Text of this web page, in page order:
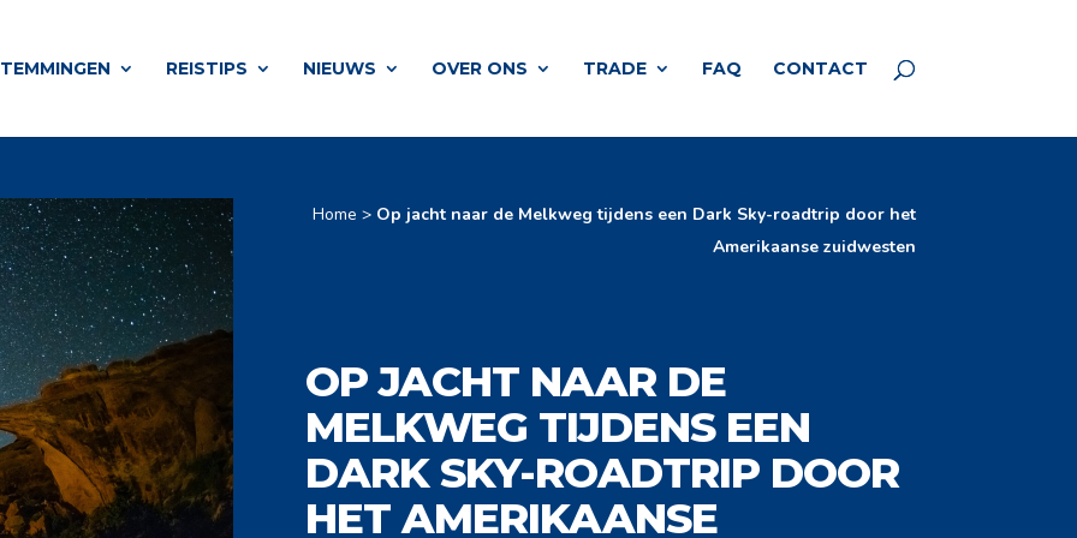
REISTIPS NIEUWS OVER ONS TRADE FAQ CONTACT
Home > Op jacht naar de Melkweg tijdens een Dark Sky-roadtrip door het
Amerikaanse zuidwesten
OP JACHT NAAR DE
MELKWEG TIJDENS EEN
DARK SKY-ROADTRIP DOOR
HET AMERIKAANSE